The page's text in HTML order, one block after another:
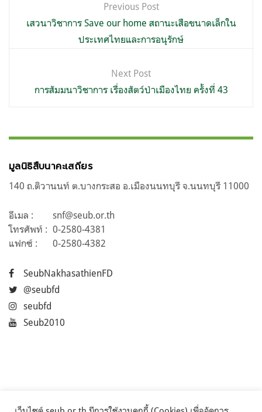
เรื่อง
Previous Post
เสวนาวิชาการ Save our home สถานะเสือขนาดเล็กใน
ประเทศไทยและการอนุรักษ์
Next Post
การสัมมนาวิชาการ เรื่องสัตว์ป่าเมืองไทย ครั้งที่ 43
มูลนิธิสืบนาคะเสถียร
140 ถ.ติวานนท์ ต.บางกระสอ อ.เมืองนนทบุรี จ.นนทบุรี 11000
อีเมล :
snf@seub.or.th
โทรศัพท์ : 0-2580-4381
แฟกซ์ :
0-2580-4382
SeubNakhasathienFD
@seubfd
seubfd
Seub2010